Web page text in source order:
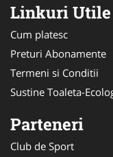
Linkuri Utile
Cum platesc
Preturi Abonamente
Termeni si Conditii
Sustine Toaleta-
Parteneri
Club de Sport